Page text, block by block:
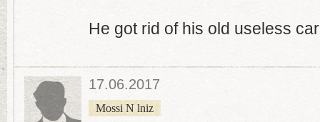
He got rid of his old useless
17.06.2017
Mossi N lniz